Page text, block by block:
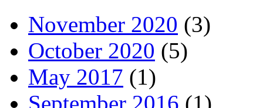
November 2020 (3)
October 2020 (5)
May 2017 (1)